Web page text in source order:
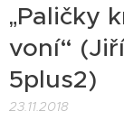
„Paličky
voní“
5plus2)
23.11.2018